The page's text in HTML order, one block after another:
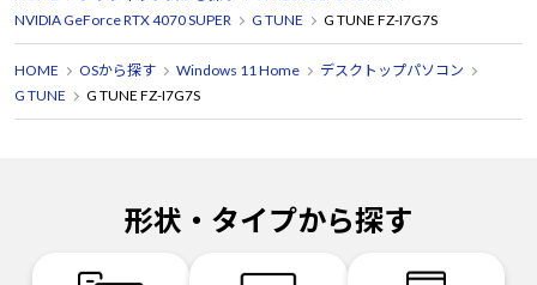
NVIDIA GeForce RTX 4070 SUPER
G TUNE G TUNE FZ-I7G7S
HOME OSから探す Windows 11 Home
デスクトップパソコン
G TUNE
G TUNE FZ-I7G7S
形状・タイプから探す